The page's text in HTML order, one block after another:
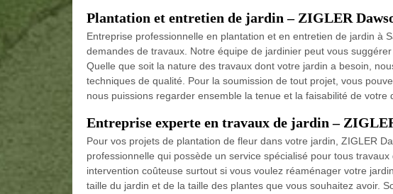
Plantation et entretien de jardin – ZIGLER
Entreprise professionnelle en plantation et en entretien de jardin à
demandes de travaux. Notre équipe de jardinier peut vous
Quelle que soit la nature des travaux dont votre jardin a besoin,
techniques de qualité. Pour la soumission de tout projet, vous
nous puissions regarder ensemble la tenue et la faisabilité de votre
Entreprise experte en travaux de jardin –
Pour vos projets de plantation de fleur dans votre jardin, ZIGLER
professionnelle qui possède un service spécialisé pour tous
intervention coûteuse surtout si vous voulez réaménager votre
taille du jardin et de la taille des plantes que vous souhaitez avoir.